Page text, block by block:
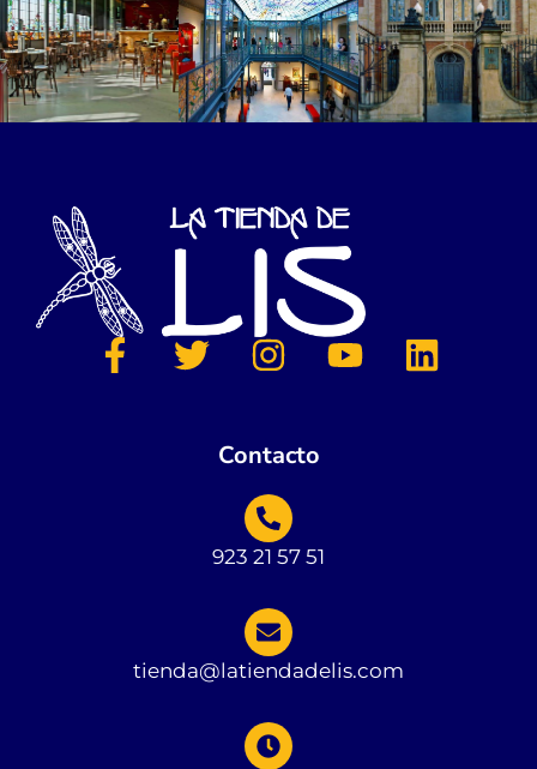
Contacto
923 21 57 51
tienda@latiendadelis.com